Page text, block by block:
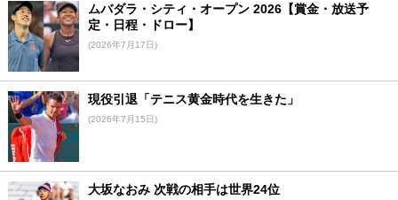
ムバダラ・シティ・オープン 2026【賞金・放送予
定・日程・ドロー】
(2026年7月17日)
現役引退「テニス黄金時代を生きた」
(2026年7月15日)
大坂なおみ 次戦の相手は世界24位